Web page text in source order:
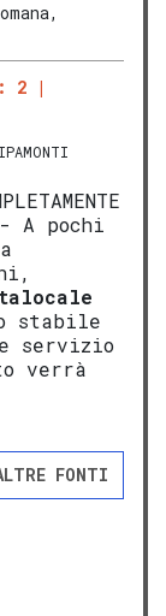
2
- A pochi
stabile
servizio
verrà
FONTI